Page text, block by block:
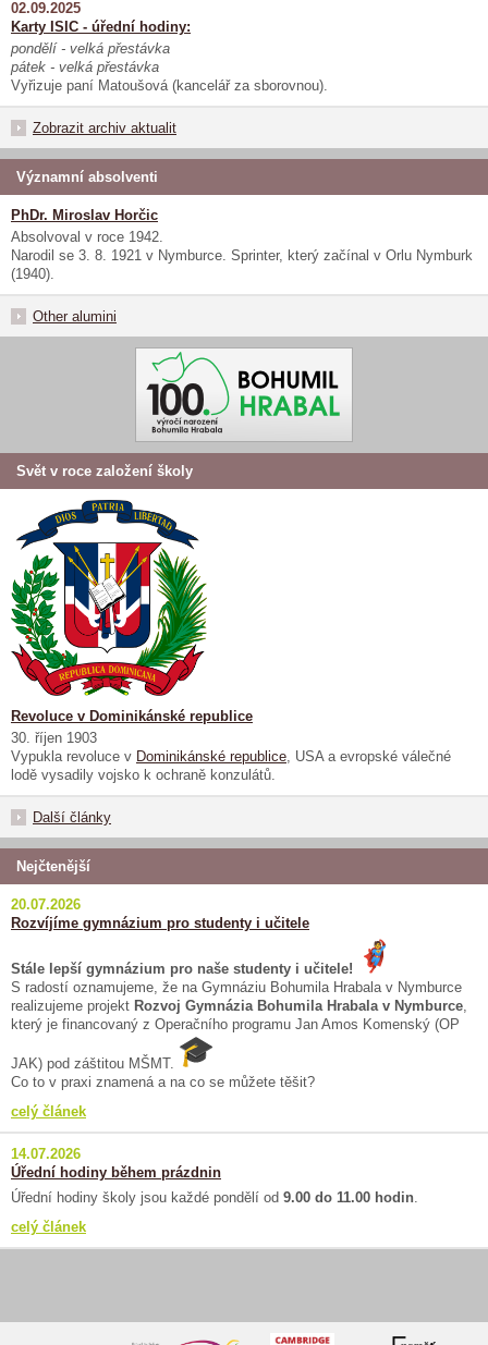
02.09.2025
Karty ISIC - úřední hodiny:
pondělí - velká přestávka
pátek - velká přestávka
Vyřizuje paní Matoušová (kancelář za sborovnou).
Zobrazit archiv aktualit
Významní absolventi
PhDr. Miroslav Horčic
Absolvoval v roce 1942.
Narodil se 3. 8. 1921 v Nymburce. Sprinter, který začínal v Orlu Nymburk
(1940).
Other alumini
Svět v roce založení školy
Revoluce v Dominikánské republice
30. říjen 1903
Vypukla revoluce v Dominikánské republice , USA a evropské válečné
lodě vysadily vojsko k ochraně konzulátů.
Další články
Nejčtenější
20.07.2026
Rozvíjíme gymnázium pro studenty i učitele
Stále lepší gymnázium pro naše studenty i učitele!
S radostí oznamujeme, že na Gymnáziu Bohumila Hrabala v Nymburce
realizujeme projekt Rozvoj Gymnázia Bohumila Hrabala v Nymburce
který je financovaný z Operačního programu Jan Amos Komenský (OP
JAK) pod záštitou MŠMT.
Co to v praxi znamená a na co se můžete těšit?
celý článek
14.07.2026
Úřední hodiny během prázdnin
Úřední hodiny školy jsou každé pondělí od 9.00 do 11.00 hodin
celý článek